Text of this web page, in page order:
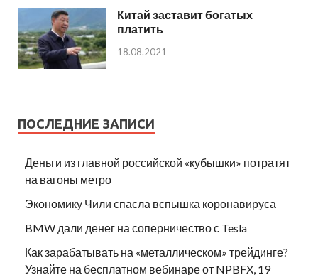
Китай заставит богатых
платить
18.08.2021
ПОСЛЕДНИЕ ЗАПИСИ
Деньги из главной российской «кубышки» потратят
на вагоны метро
Экономику Чили спасла вспышка коронавируса
BMW дали денег на соперничество с Tesla
Как зарабатывать на «металлическом» трейдинге?
Узнайте на бесплатном вебинаре от NPBFX, 19